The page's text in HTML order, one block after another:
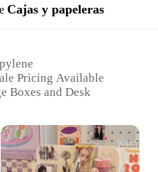
Cajas y papeleras
Pricing Available
Boxes and Desk
Storage Solutions
Office, Home, School
Quantity: Variety of